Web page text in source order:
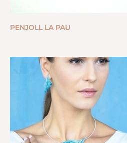
PENJOLL LA PAU